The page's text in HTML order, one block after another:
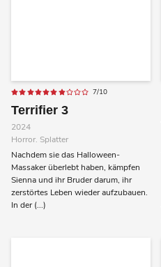
7/10
Terrifier 3
2024
Horror. Splatter
Nachdem sie das Halloween-
Massaker überlebt haben, kämpfen
Sienna und ihr Bruder darum, ihr
zerstörtes Leben wieder aufzubauen.
In der (...)